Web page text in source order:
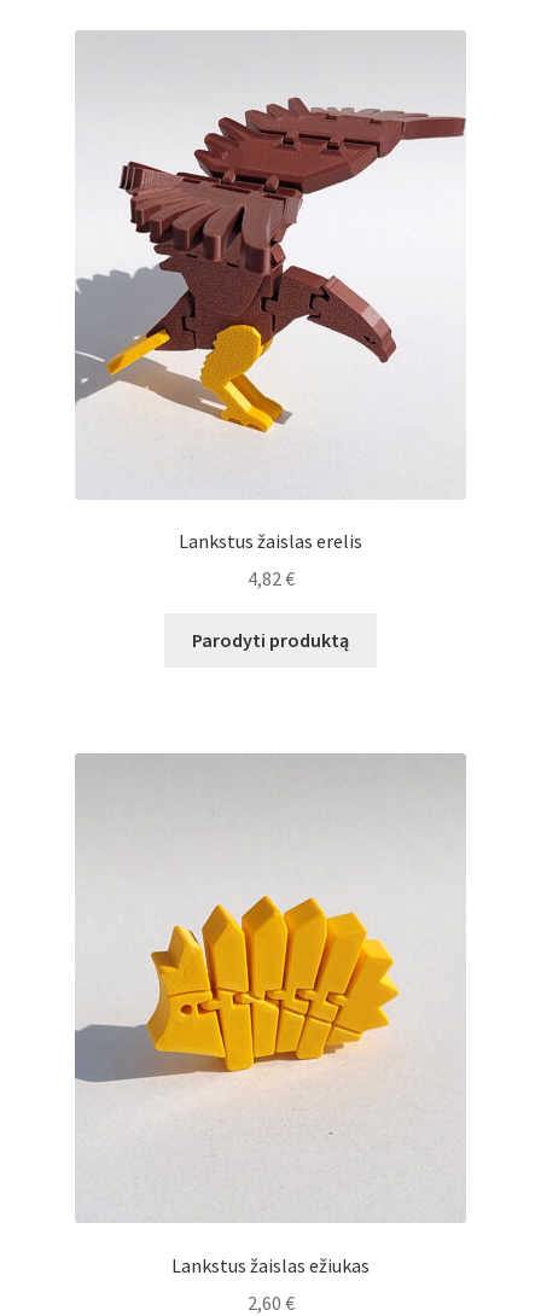
Lankstus žaislas erelis
4,82€
Parodyti produktą
Lankstus žaislas ežiukas
2,60 €